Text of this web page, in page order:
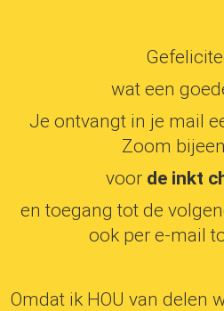
wat een
Je ontvangt in je mail
Zoom
voor de inkt
en toegang tot de
ook per e-mail
Omdat ik HOU van delen